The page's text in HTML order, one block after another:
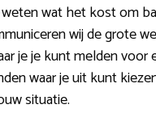
wat het kost om
wij de grote
je je kunt melden
waar je uit kunt
situatie.